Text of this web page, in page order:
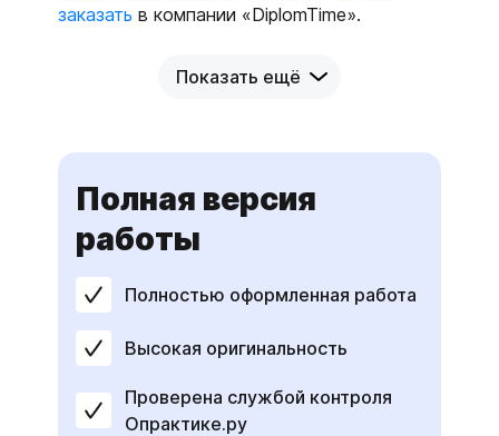
заказать в компании «DiplomTime».
Показать ещё
Полная версия
работы
Полностью оформленная работа
Высокая оригинальность
Проверена службой контроля
Опрактике.ру